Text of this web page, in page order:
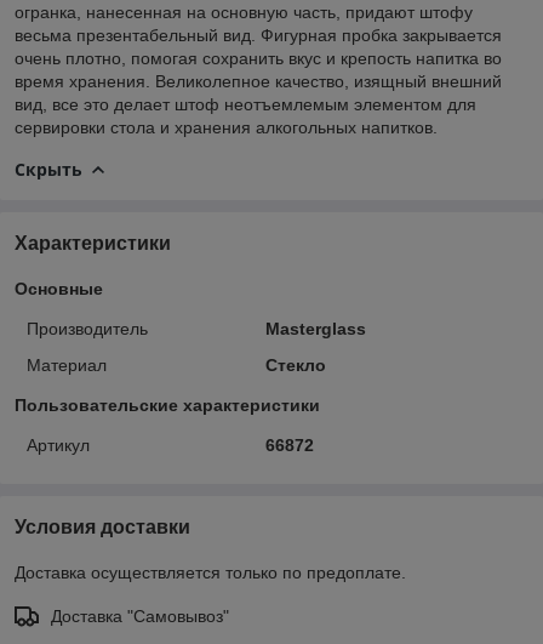
огранка, нанесенная на основную часть, придают штофу
весьма презентабельный вид. Фигурная пробка закрывается
очень плотно, помогая сохранить вкус и крепость напитка во
время хранения. Великолепное качество, изящный внешний
вид, все это делает штоф неотъемлемым элементом для
сервировки стола и хранения алкогольных напитков.
Скрыть
Характеристики
Основные
Производитель
Masterglass
Материал
Стекло
Пользовательские характеристики
Артикул 66872
Условия доставки
Доставка осуществляется только по предоплате.
Доставка "Самовывоз"